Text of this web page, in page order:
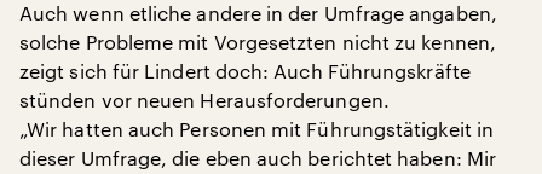
Auch wenn etliche andere in der Umfrage angaben,
solche Probleme mit Vorgesetzten nicht zu kennen,
zeigt sich für Lindert doch: Auch Führungskräfte
stünden vor neuen Herausforderungen.
„Wir hatten auch Personen mit Führungstätigkeit in
dieser Umfrage, die eben auch berichtet haben: Mir